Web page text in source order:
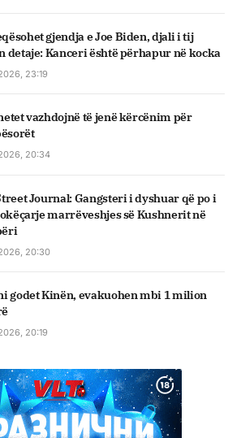
gjendja e Joe Biden, djali i tij
detaje: Kanceri është përhapur në kocka
23:19
vazhdojnë të jenë kërcënim për
20:34
Journal: Gangsteri i dyshuar që po i
marrëveshjes së Kushnerit në
20:30
godet Kinën, evakuohen mbi 1 milion
20:19